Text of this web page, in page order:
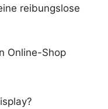
reibungslose
Online-Shop